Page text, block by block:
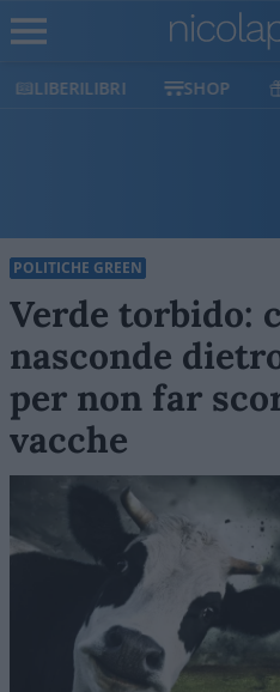
SHOP SOSTIENICI
POLITICHE GREEN
Verde torbido:
nasconde
per non far
vacche